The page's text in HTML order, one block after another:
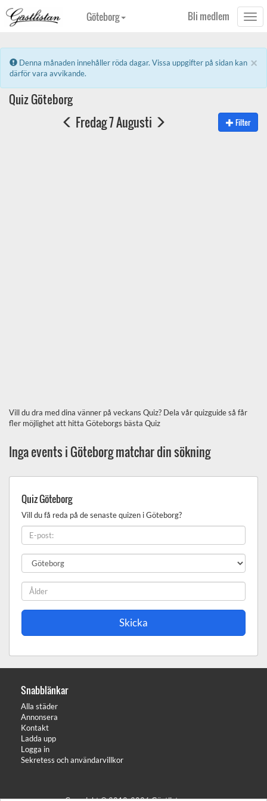
Bli medlem
Göteborg
×
Error:
Denna månaden innehåller röda dagar. Vissa uppgifter på sidan kan
därför vara avvikande.
Quiz Göteborg
Fredag 7 Augusti Filter
Vill du dra med dina vänner på veckans Quiz? Dela vår quizguide så får
fler möjlighet att hitta Göteborgs bästa Quiz
Inga events i Göteborg matchar din sökning
Quiz Göteborg
Vill du få reda på de senaste quizen i Göteborg?
Snabblänkar
Alla städer
Annonsera
Kontakt
Ladda upp
Logga in
Sekretess och användarvillkor